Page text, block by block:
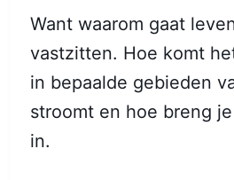
Subscribe
Want waarom gaat
vastzitten. Hoe komt
in bepaalde gebieden
stroomt en hoe breng
in.